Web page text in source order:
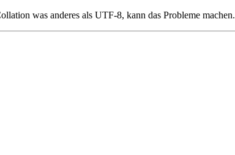
was anderes als UTF-8, kann das Probleme machen.